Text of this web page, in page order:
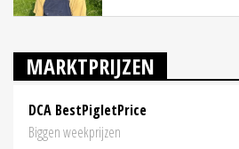
MARKTPRIJZEN
DCA BestPigletPrice
Biggen weekprijzen